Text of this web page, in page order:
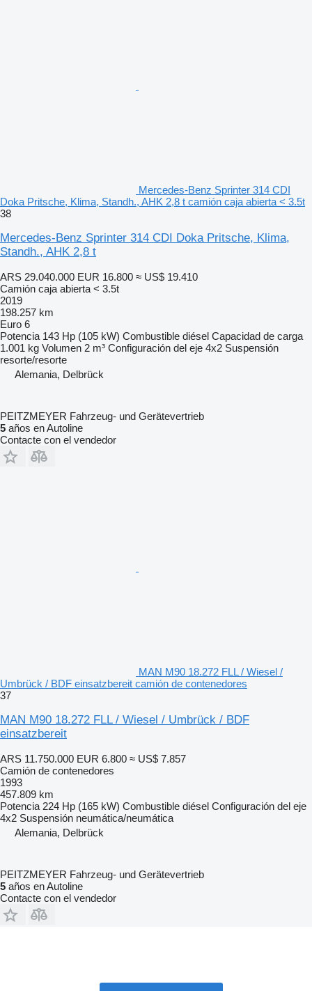
Mercedes-Benz Sprinter 314 CDI
Doka Pritsche, Klima, Standh., AHK 2,8 t camión caja abierta < 3.5t
38
Mercedes-Benz Sprinter 314 CDI Doka Pritsche, Klima,
Standh., AHK 2,8 t
ARS 29.040.000 EUR 16.800 ≈ US$ 19.410
Camión caja abierta < 3.5t
2019
198.257 km
Euro 6
Potencia 143 Hp (105 kW) Combustible diésel Capacidad de carga
1.001 kg Volumen 2 m³ Configuración del eje 4x2 Suspensión
resorte/resorte
Alemania, Delbrück
PEITZMEYER Fahrzeug- und Gerätevertrieb
5 años en Autoline
Contacte con el vendedor
MAN M90 18.272 FLL / Wiesel /
Umbrück / BDF einsatzbereit camión de contenedores
37
MAN M90 18.272 FLL / Wiesel / Umbrück / BDF
einsatzbereit
ARS 11.750.000 EUR 6.800 ≈ US$ 7.857
Camión de contenedores
1993
457.809 km
Potencia 224 Hp (165 kW) Combustible diésel Configuración del eje
4x2 Suspensión neumática/neumática
Alemania, Delbrück
PEITZMEYER Fahrzeug- und Gerätevertrieb
5 años en Autoline
Contacte con el vendedor